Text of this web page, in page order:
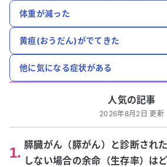
体重が減った
黄疸(おうだん)がでてきた
他に気になる症状がある
人気の記事
2026年8月2日 更新
1. 膵臓がん（膵がん）と診断され
しない場合の余命（生存率）は